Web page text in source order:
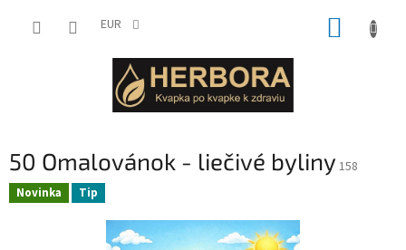
EUR
50 Omalovánok - liečivé byliny 158
Novinka Tip